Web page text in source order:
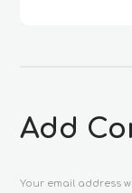
στη
σελίδα
Add
Your email address